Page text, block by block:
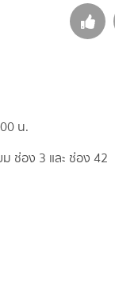
น.
ม ช่อง 3 และ ช่อง 42